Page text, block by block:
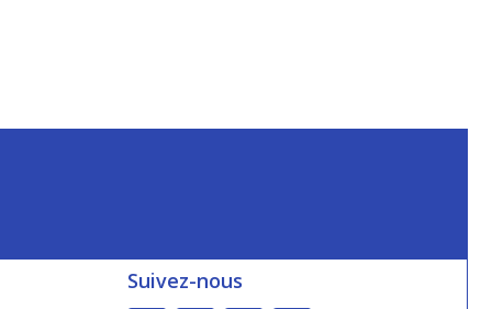
Suivez-nous